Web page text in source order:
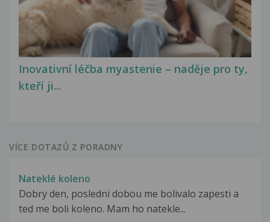
Inovativní léčba myastenie – naděje pro ty,
kteří ji...
VÍCE DOTAZŮ Z PORADNY
Nateklé koleno
Dobry den, posledni dobou me bolivalo zapesti a
ted me boli koleno. Mam ho natekle...